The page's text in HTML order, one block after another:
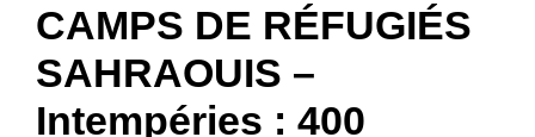
CAMPS DE RÉFUGIÉS
SAHRAOUIS –
Intempéries : 400